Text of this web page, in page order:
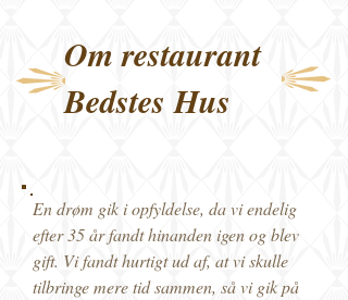
Om restaurant
Bedstes Hus
En drøm gik i opfyldelse, da vi endelig
efter 35 år fandt hinanden igen og blev
gift. Vi fandt hurtigt ud af, at vi skulle
tilbringe mere tid sammen, så vi gik på